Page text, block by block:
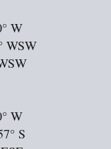
W
WSW
W
S